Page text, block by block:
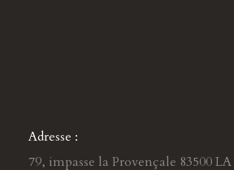
Adresse :
79, impasse la Provençale 83500